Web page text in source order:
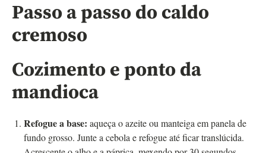
Passo a passo do caldo
cremoso
Cozimento e ponto da
mandioca
Refogue a base: aqueça o azeite ou manteiga em panela de
fundo grosso. Junte a cebola e refogue até ficar translúcida.